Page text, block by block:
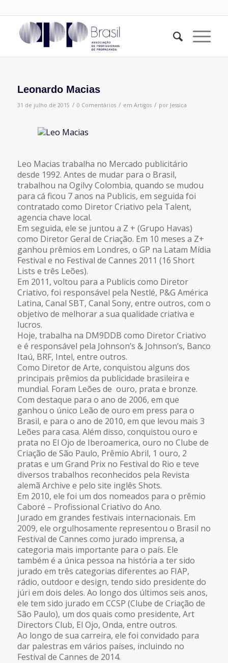
Leonardo Macias
31 de julho de 2015 / 0 Comentários / em Artigos / por Jessica
Leo Macias trabalha no Mercado publicitário
desde 1992. Antes de mudar para o Brasil,
trabalhou na Ogilvy Colombia, quando se mudou
para cá ficou 7 anos na Publicis, em seguida foi
contratado como Diretor Criativo pela Talent,
agencia chave local.
Em seguida, ele se juntou a Z + (Grupo Havas)
como Diretor Geral de Criação. Em 10 meses a Z+
ganhou prêmios em Londres, o GP na Latam Mídia
Festival e no Festival de Cannes 2011 (16 Short
Lists e três Leões).
Em 2011, voltou para a Publicis como Diretor
Criativo, foi responsável pela Nestlé, P&G América
Latina, Canal SBT, Canal Sony, entre outros, com o
objetivo de melhorar a sua qualidade criativa e
lucros.
Hoje, trabalha na DM9DDB como Diretor Criativo
e é responsável pela Johnson’s & Johnson’s, Banco
Itaú, BRF, Intel, entre outros.
Como Diretor de Arte, conquistou alguns dos
principais prêmios da publicidade brasileira e
mundial. Foram Leões de ouro, prata e bronze.
Com destaque para o ano de 2006, em que
ganhou o único Leão de ouro em press para o
Brasil, e para o ano de 2010, em que levou mais 3
Leões para casa. Além disso, conquistou ouro e
prata no El Ojo de Iberoamerica, ouro no Clube de
Criação de São Paulo, Prêmio Abril, 1 ouro, 2
pratas e um Grand Prix no Festival do Rio e teve
diversos trabalhos reconhecidos pela Revista
alemã Archive e pelo site inglês Shots.
Em 2010, ele foi um dos nomeados para o prêmio
Caboré – Profissional Criativo do Ano.
Jurado em grandes festivais internacionais. Em
2009, ele orgulhosamente representou o Brasil no
Festival de Cannes como jurado imprensa, a
categoria mais importante para o país. Ele
também é a única pessoa na história a ter sido
jurado em três categorias diferentes ao FIAP,
rádio, outdoor e design, tendo sido presidente do
júri em dois deles. Ao longo dos últimos seis anos,
ele tem sido jurado em CCSP (Clube de Criação de
São Paulo), um dos quais como presidente, Art
Directors Club, El Ojo, Onda, entre outros.
Ao longo de sua carreira, ele foi convidado para
dar palestras em vários países, incluindo no
Festival de Cannes de 2014.